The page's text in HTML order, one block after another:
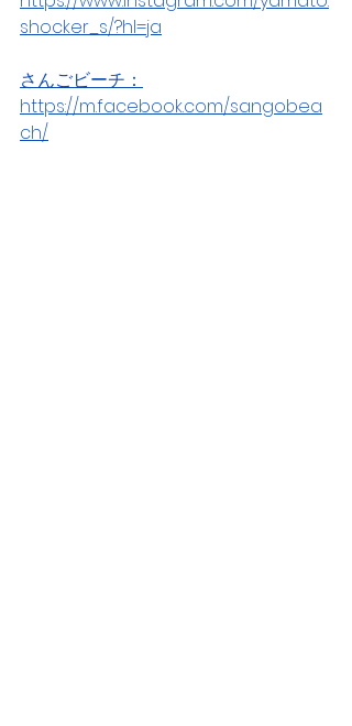
shocker_s/?hl=ja
さんごビーチ：
https://m.facebook.com/sangobea
ch/